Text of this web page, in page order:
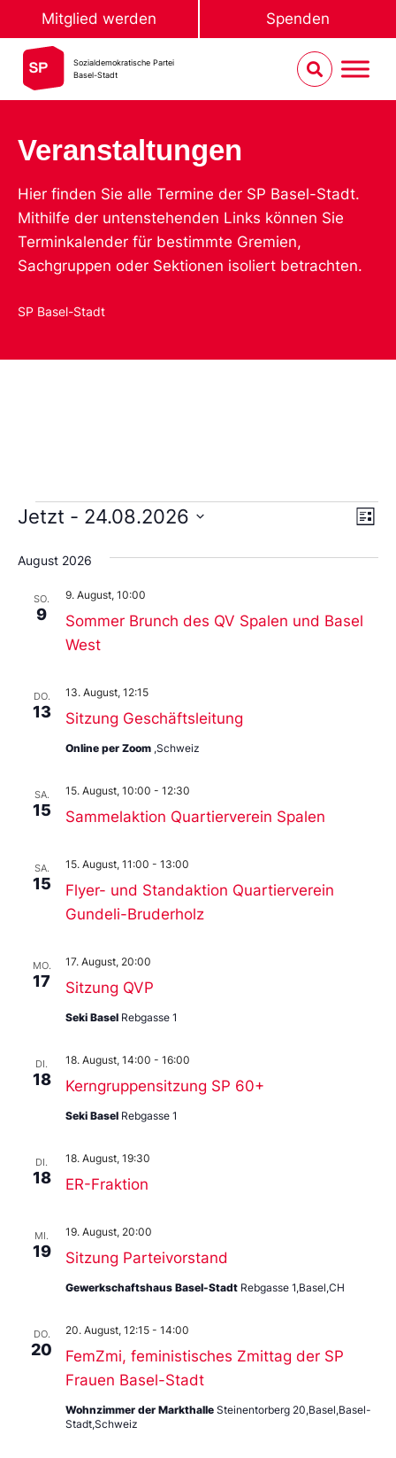
Mitglied werden Spenden
Sozialdemokratische Partei
Basel-Stadt
Veranstaltungen
Hier finden Sie alle Termine der SP Basel-Stadt.
Mithilfe der untenstehenden Links können Sie
Terminkalender für bestimmte Gremien,
Sachgruppen oder Sektionen isoliert betrachten.
SP Basel-Stadt
Liste
Jetzt - 24.08.2026
Sie
das
aus.
August 2026
SO.
9
Sommer Brunch des QV Spalen und Basel
West
9. August, 10:00
DO.
13 Sitzung Geschäftsleitung
13. August, 12:15
Online per Zoom ,Schweiz
SA.
15 Sammelaktion Quartierverein Spalen
15. August, 10:00 - 12:30
SA.
15
Flyer- und Standaktion Quartierverein
Gundeli-Bruderholz
15. August, 11:00 - 13:00
MO.
17 Sitzung QVP
17. August, 20:00
Seki Basel Rebgasse 1
DI.
18 Kerngruppensitzung SP 60+
18. August, 14:00 - 16:00
Seki Basel Rebgasse 1
DI.
18 ER-Fraktion
18. August, 19:30
MI.
19 Sitzung Parteivorstand
19. August, 20:00
Gewerkschaftshaus Basel-Stadt Rebgasse 1,Basel,CH
DO.
20
FemZmi, feministisches Zmittag der SP
Frauen Basel-Stadt
20. August, 12:15 - 14:00
Wohnzimmer der Markthalle Steinentorberg 20,Basel,Basel-
Stadt,Schweiz